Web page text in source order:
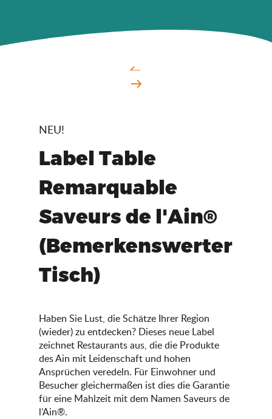
NEU!
Label Table
Remarquable
Saveurs de l'Ain®
(Bemerkenswerter
Tisch)
Haben Sie Lust, die Schätze Ihrer Region
(wieder) zu entdecken? Dieses neue Label
zeichnet Restaurants aus, die die Produkte
des Ain mit Leidenschaft und hohen
Ansprüchen veredeln. Für Einwohner und
Besucher gleichermaßen ist dies die Garantie
für eine Mahlzeit mit dem Namen Saveurs de
l’Ain®.